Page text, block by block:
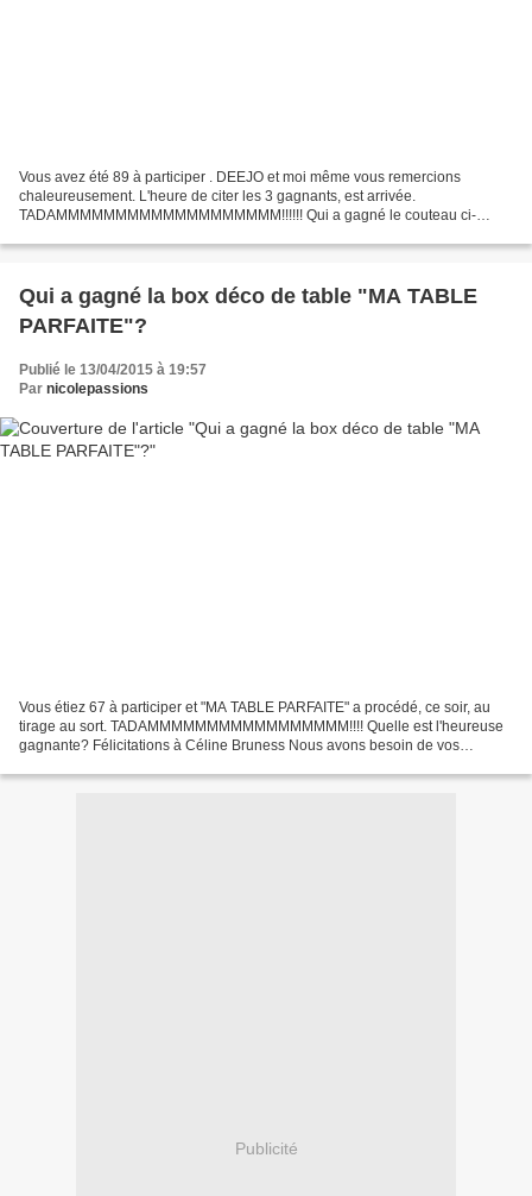
Vous avez été 89 à participer . DEEJO et moi même vous remercions
chaleureusement. L'heure de citer les 3 gagnants, est arrivée.
TADAMMMMMMMMMMMMMMMMMMM!!!!!! Qui a gagné le couteau ci-
Qui a gagné la box déco de table "MA TABLE
PARFAITE"?
Publié le 13/04/2015 à 19:57
Par nicolepassions
Vous étiez 67 à participer et "MA TABLE PARFAITE" a procédé, ce soir, au
tirage au sort. TADAMMMMMMMMMMMMMMMMM!!!! Quelle est l'heureuse
gagnante? Félicitations à Céline Bruness Nous avons besoin de vos
Publicité